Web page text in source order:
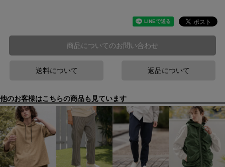
商品についてのお問い合わせ
送料について 返品について
他のお客様はこちらの商品も見ています